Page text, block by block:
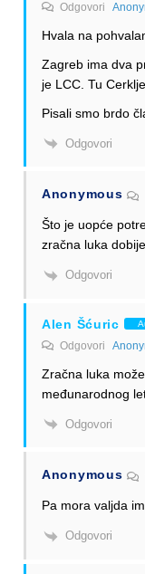
Odgovori
Hvala na
Zagreb ima dva
je LCC. Tu
Pisali smo brdo
Odgovori
Anonymous
Što je uopće
zračna luka
Odgovori
Alen Šćuric
Odgovori
Zračna luka
međunarodnog
Odgovori
Anonymous
Pa mora valjda
Odgovori